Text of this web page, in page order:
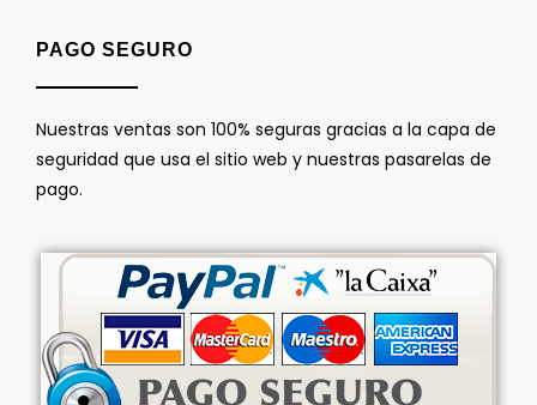
PAGO SEGURO
Nuestras ventas son 100% seguras gracias a la capa de
seguridad que usa el sitio web y nuestras pasarelas de
pago.